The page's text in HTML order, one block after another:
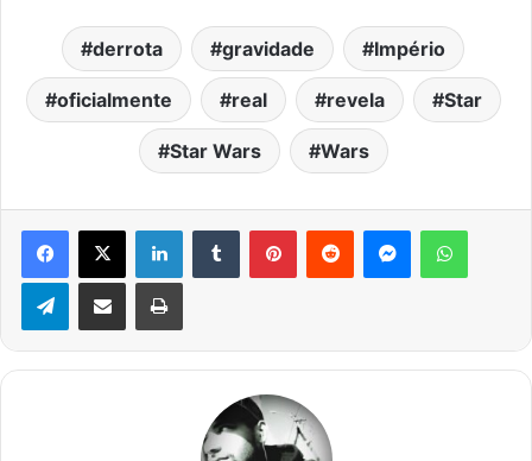
derrota gravidade Império
oficialmente real revela Star
Star Wars Wars
Facebook
X LinkedinTumblr PinterestReddit Messenger
TelegramCompartilhar via e-mail Imprimir